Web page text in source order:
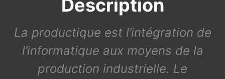
Description
La productique est l’intégration de
l’informatique aux moyens de la
production industrielle. Le